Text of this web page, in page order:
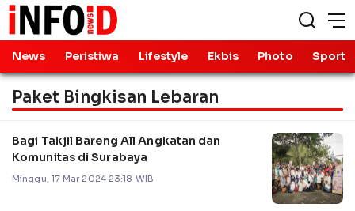
News Peristiwa Lifestyle Ekbis Photo Sport
Paket Bingkisan Lebaran
Bagi Takjil Bareng All Angkatan dan
Komunitas di Surabaya
Minggu, 17 Mar 2024 23:18 WIB